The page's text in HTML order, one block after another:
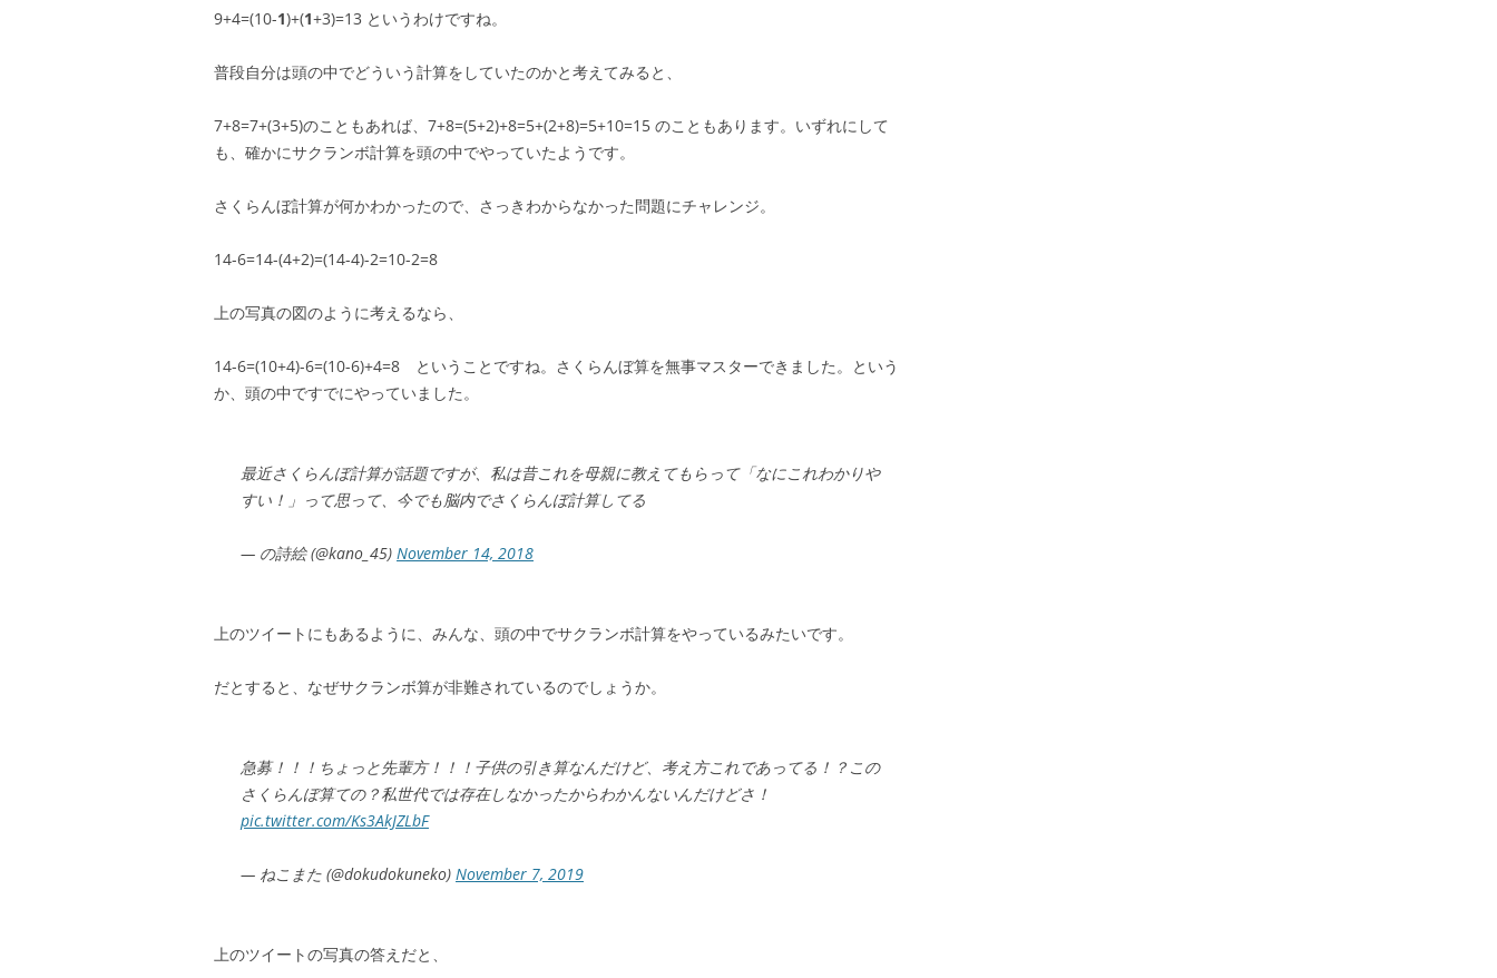
9+4=(10-1)+(1+3)=13 というわけですね。
普段自分は頭の中でどういう計算をしていたのかと考えてみると、
7+8=7+(3+5)のこともあれば、7+8=(5+2)+8=5+(2+8)=5+10=15 のこともあります。いずれにして
も、確かにサクランボ計算を頭の中でやっていたようです。
さくらんぼ計算が何かわかったので、さっきわからなかった問題にチャレンジ。
14-6=14-(4+2)=(14-4)-2=10-2=8
上の写真の図のように考えるなら、
14-6=(10+4)-6=(10-6)+4=8 ということですね。さくらんぼ算を無事マスターできました。という
か、頭の中ですでにやっていました。
最近さくらんぼ計算が話題ですが、私は昔これを母親に教えてもらって「なにこれわかりや
すい！」って思って、今でも脳内でさくらんぼ計算してる
— の詩絵 (@kano_45) November 14, 2018
上のツイートにもあるように、みんな、頭の中でサクランボ計算をやっているみたいです。
だとすると、なぜサクランボ算が非難されているのでしょうか。
急募！！！ちょっと先輩方！！！子供の引き算なんだけど、考え方これであってる！？この
さくらんぼ算ての？私世代では存在しなかったからわかんないんだけどさ！
pic.twitter.com/Ks3AkJZLbF
— ねこまた (@dokudokuneko) November 7, 2019
上のツイートの写真の答えだと、